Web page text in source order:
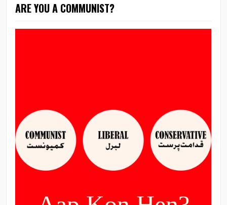
ARE YOU A COMMUNIST?